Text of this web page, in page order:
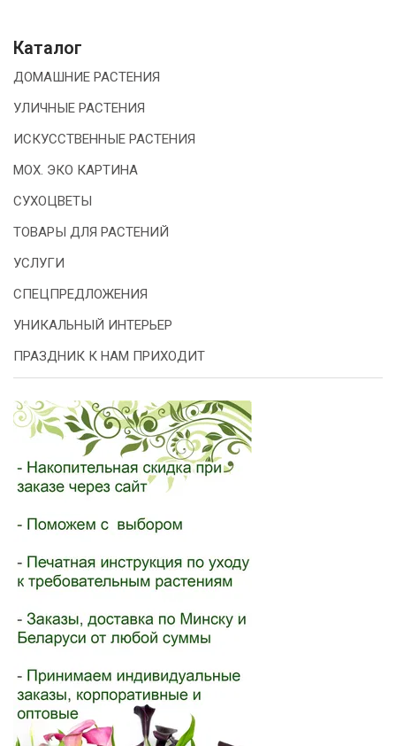
Каталог
ДОМАШНИЕ РАСТЕНИЯ
УЛИЧНЫЕ РАСТЕНИЯ
ИСКУССТВЕННЫЕ РАСТЕНИЯ
МОХ. ЭКО КАРТИНА
СУХОЦВЕТЫ
ТОВАРЫ ДЛЯ РАСТЕНИЙ
УСЛУГИ
СПЕЦПРЕДЛОЖЕНИЯ
УНИКАЛЬНЫЙ ИНТЕРЬЕР
ПРАЗДНИК К НАМ ПРИХОДИТ